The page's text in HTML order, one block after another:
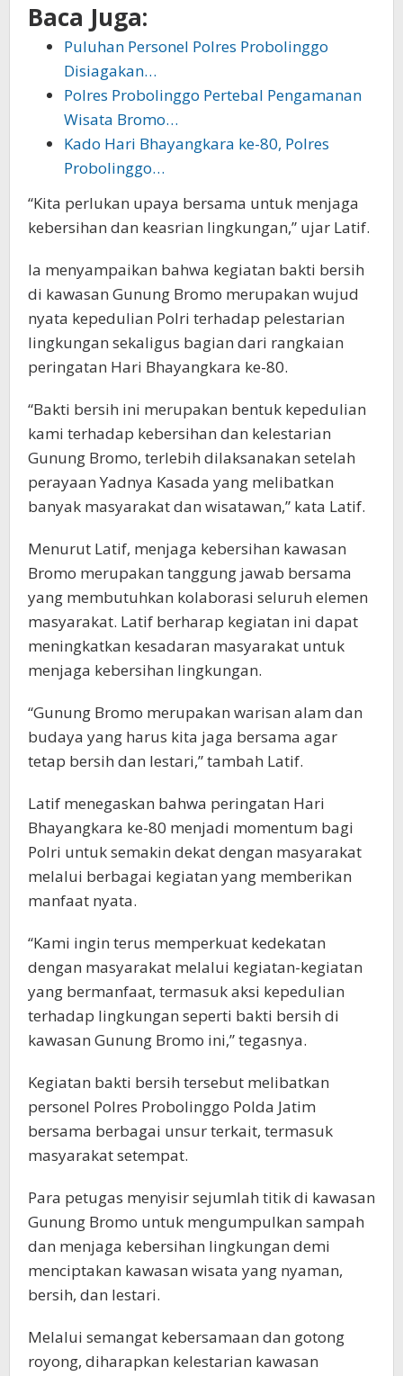
Baca Juga:
Puluhan Personel Polres Probolinggo
Disiagakan…
Polres Probolinggo Pertebal Pengamanan
Wisata Bromo…
Kado Hari Bhayangkara ke-80, Polres
Probolinggo…
“Kita perlukan upaya bersama untuk menjaga
kebersihan dan keasrian lingkungan,” ujar Latif.
Ia menyampaikan bahwa kegiatan bakti bersih
di kawasan Gunung Bromo merupakan wujud
nyata kepedulian Polri terhadap pelestarian
lingkungan sekaligus bagian dari rangkaian
peringatan Hari Bhayangkara ke-80.
“Bakti bersih ini merupakan bentuk kepedulian
kami terhadap kebersihan dan kelestarian
Gunung Bromo, terlebih dilaksanakan setelah
perayaan Yadnya Kasada yang melibatkan
banyak masyarakat dan wisatawan,” kata Latif.
Menurut Latif, menjaga kebersihan kawasan
Bromo merupakan tanggung jawab bersama
yang membutuhkan kolaborasi seluruh elemen
masyarakat. Latif berharap kegiatan ini dapat
meningkatkan kesadaran masyarakat untuk
menjaga kebersihan lingkungan.
“Gunung Bromo merupakan warisan alam dan
budaya yang harus kita jaga bersama agar
tetap bersih dan lestari,” tambah Latif.
Latif menegaskan bahwa peringatan Hari
Bhayangkara ke-80 menjadi momentum bagi
Polri untuk semakin dekat dengan masyarakat
melalui berbagai kegiatan yang memberikan
manfaat nyata.
“Kami ingin terus memperkuat kedekatan
dengan masyarakat melalui kegiatan-kegiatan
yang bermanfaat, termasuk aksi kepedulian
terhadap lingkungan seperti bakti bersih di
kawasan Gunung Bromo ini,” tegasnya.
Kegiatan bakti bersih tersebut melibatkan
personel Polres Probolinggo Polda Jatim
bersama berbagai unsur terkait, termasuk
masyarakat setempat.
Para petugas menyisir sejumlah titik di kawasan
Gunung Bromo untuk mengumpulkan sampah
dan menjaga kebersihan lingkungan demi
menciptakan kawasan wisata yang nyaman,
bersih, dan lestari.
Melalui semangat kebersamaan dan gotong
royong, diharapkan kelestarian kawasan